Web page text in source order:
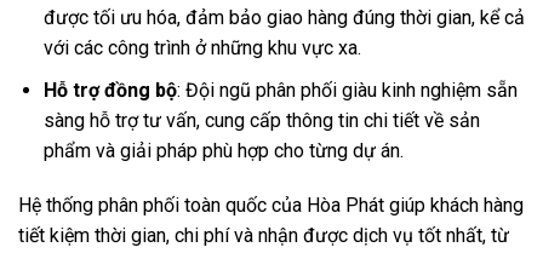
được tối ưu hóa, đảm bảo giao hàng đúng thời gian, kể cả
với các công trình ở những khu vực xa.
Hỗ trợ đồng bộ: Đội ngũ phân phối giàu kinh nghiệm sẵn
sàng hỗ trợ tư vấn, cung cấp thông tin chi tiết về sản
phẩm và giải pháp phù hợp cho từng dự án.
Hệ thống phân phối toàn quốc của Hòa Phát giúp khách hàng
tiết kiệm thời gian, chi phí và nhận được dịch vụ tốt nhất, từ